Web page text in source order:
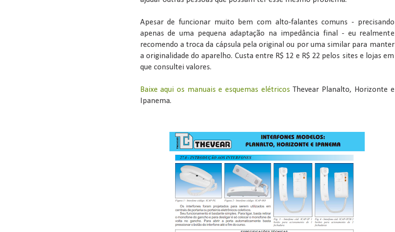
Apesar de funcionar muito bem com alto-falantes comuns - precisando
apenas de uma pequena adaptação na impedância final - eu realmente
recomendo a troca da cápsula pela original ou por uma similar para manter
a originalidade do aparelho. Custa entre R$ 12 e R$ 22 pelos sites e lojas em
que consultei valores.
Baixe aqui os manuais e esquemas elétricos Thevear Planalto, Horizonte e
Ipanema.